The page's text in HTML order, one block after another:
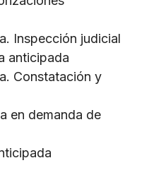
Inspección judicial
anticipada
Constatación y
en demanda de